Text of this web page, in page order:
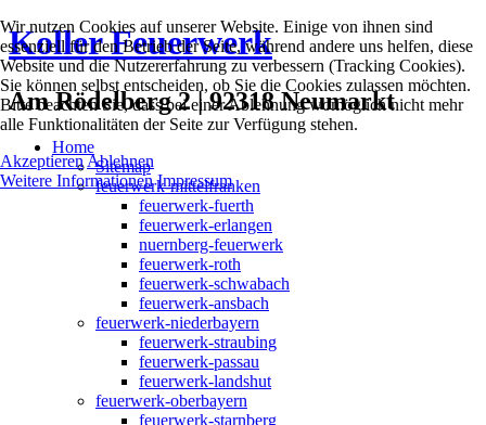
Koller Feuerwerk
Am Rödelberg 2 | 92318 Neumarkt
Home
Sitemap
feuerwerk-mittelfranken
feuerwerk-fuerth
feuerwerk-erlangen
nuernberg-feuerwerk
feuerwerk-roth
feuerwerk-schwabach
feuerwerk-ansbach
feuerwerk-niederbayern
feuerwerk-straubing
feuerwerk-passau
feuerwerk-landshut
feuerwerk-oberbayern
feuerwerk-starnberg
Wir nutzen Cookies auf unserer Website. Einige von ihnen sind
essenziell für den Betrieb der Seite, während andere uns helfen, diese
Website und die Nutzererfahrung zu verbessern (Tracking Cookies).
Sie können selbst entscheiden, ob Sie die Cookies zulassen möchten.
Bitte beachten Sie, dass bei einer Ablehnung womöglich nicht mehr
alle Funktionalitäten der Seite zur Verfügung stehen.
AkzeptierenAblehnen
Weitere Informationen Impressum